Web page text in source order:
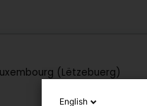
(Lëtzebuerg)
English